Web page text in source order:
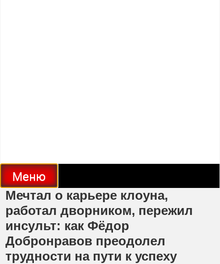
Меню
Мечтал о карьере клоуна,
работал дворником, пережил
инсульт: как Фёдор
Добронравов преодолел
трудности на пути к успеху